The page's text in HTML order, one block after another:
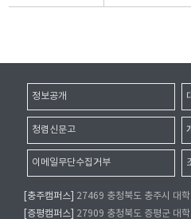
정보공개
청렴신문고
이메일무단수집거부
[충주캠퍼스]
27469 충청북도 충주시 대
[증평캠퍼스]
27909 충청북도 증평군 대